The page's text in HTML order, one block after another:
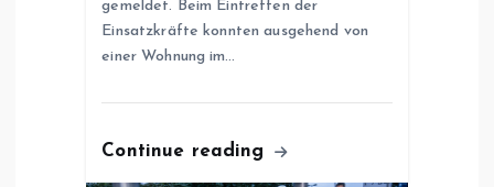
gemeldet. Beim Eintreffen der
Einsatzkräfte konnten ausgehend von
einer Wohnung im…
Continue reading